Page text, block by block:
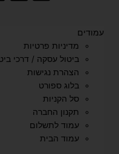
עמודים
מדיניות פרטיות
ביטול עסקה / דרכי
הצהרת נגישות
בלוג ספורט
סל הקניות
תקנון החברה
עמוד לתשלום
עמוד הבית